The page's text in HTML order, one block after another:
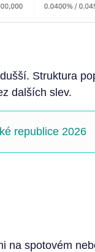
Struktura
dalších slev.
republice 2026
na spotovém